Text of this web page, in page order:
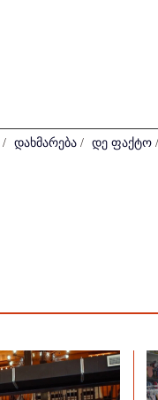
/ დახმარება / დე ფაქტო /